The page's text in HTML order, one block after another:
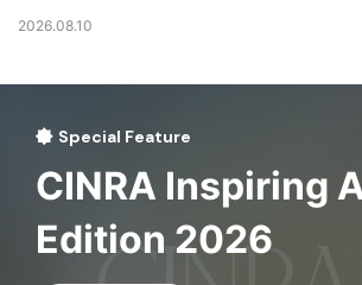
2026.08.10
Special Feature
CINRA Inspiring
Edition 2026